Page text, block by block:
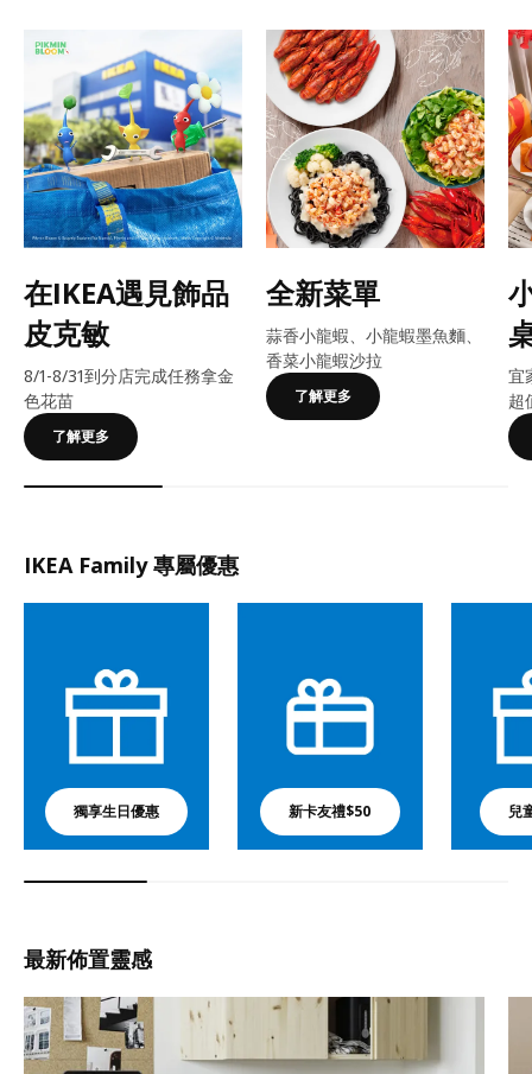
在IKEA遇見飾品
皮克敏
8/1-8/31到分店完成任務拿金
色花苗
了解更多
全新菜單
蒜香小龍蝦、小龍蝦墨魚麵、
香菜小龍蝦沙拉
了解更多
宜
超
IKEA Family 專屬優惠
獨享生日優惠 新卡友禮$50 兒
最新佈置靈感